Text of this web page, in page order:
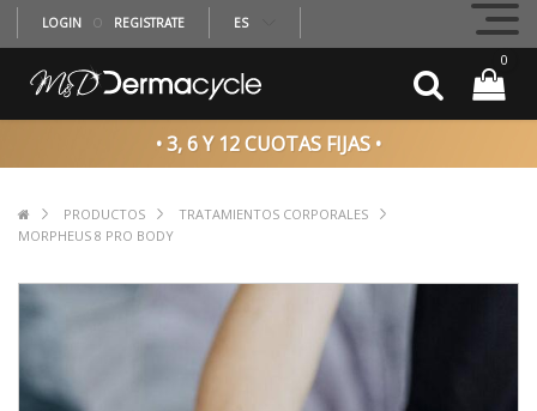
LOGIN O REGISTRATE ES
0
• 3, 6 Y 12 CUOTAS FIJAS •
PRODUCTOS
TRATAMIENTOS CORPORALES
MORPHEUS 8 PRO BODY